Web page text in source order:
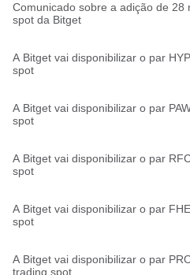
Comunicado sobre a adição de
spot da Bitget
A Bitget vai disponibilizar o par
spot
A Bitget vai disponibilizar o par
spot
A Bitget vai disponibilizar o par
spot
A Bitget vai disponibilizar o par
spot
A Bitget vai disponibilizar o par
trading spot